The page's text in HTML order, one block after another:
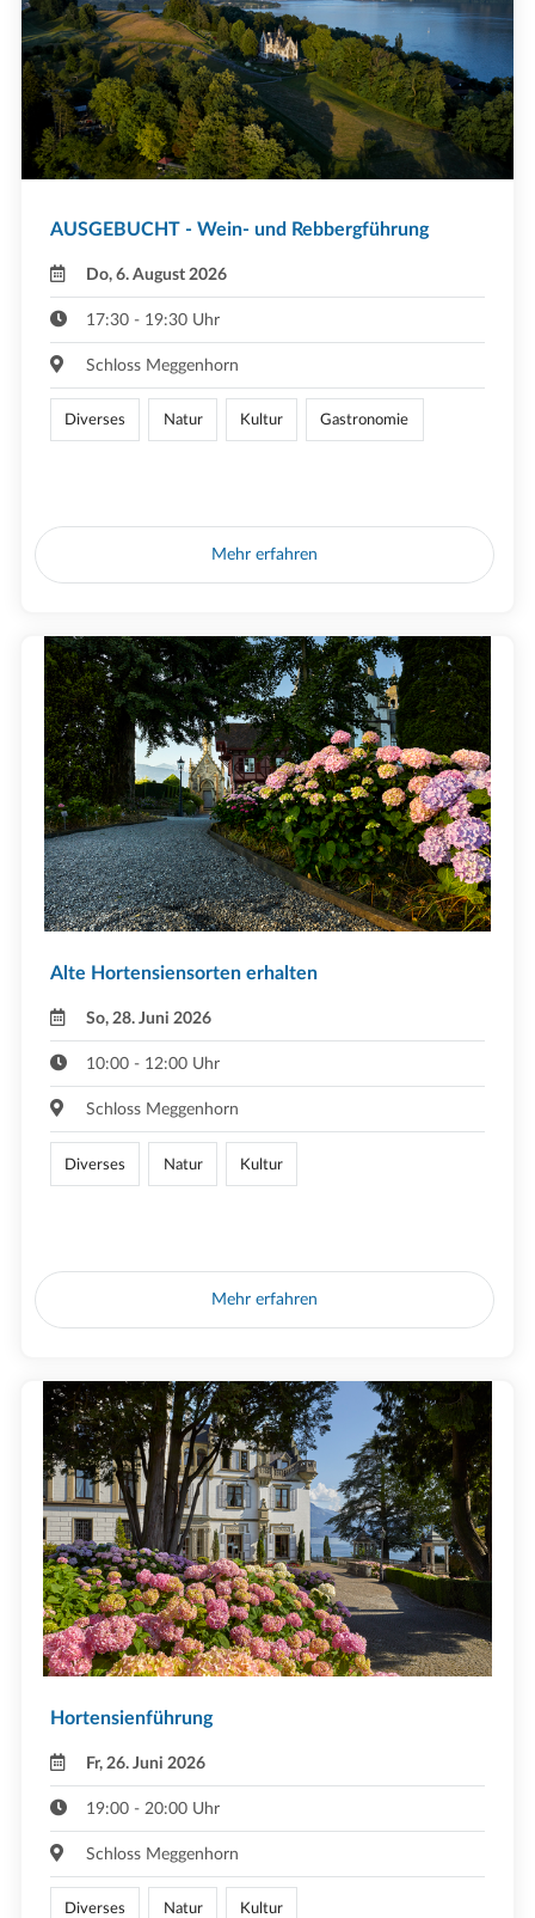
AUSGEBUCHT - Wein- und Rebbergführung
Do, 6. August 2026
17:30 - 19:30 Uhr
Schloss Meggenhorn
Diverses Natur Kultur Gastronomie
Mehr erfahren
Alte Hortensiensorten erhalten
So, 28. Juni 2026
10:00 - 12:00 Uhr
Schloss Meggenhorn
Diverses Natur Kultur
Mehr erfahren
Hortensienführung
Fr, 26. Juni 2026
19:00 - 20:00 Uhr
Schloss Meggenhorn
Diverses Natur Kultur